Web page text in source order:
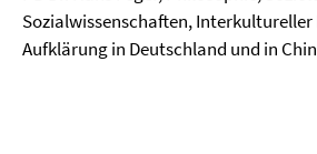
Sozialwissenschaften, Interkultureller
Aufklärung in Deutschland und in